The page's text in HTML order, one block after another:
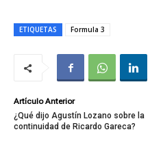
ETIQUETAS Formula 3
Artículo Anterior
¿Qué dijo Agustín Lozano sobre la
continuidad de Ricardo Gareca?